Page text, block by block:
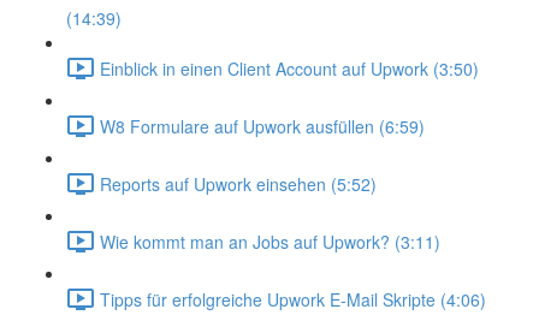
(14:39)
Einblick in einen Client Account auf Upwork (3:50)
W8 Formulare auf Upwork ausfüllen (6:59)
Reports auf Upwork einsehen (5:52)
Wie kommt man an Jobs auf Upwork? (3:11)
Tipps für erfolgreiche Upwork E-Mail Skripte (4:06)